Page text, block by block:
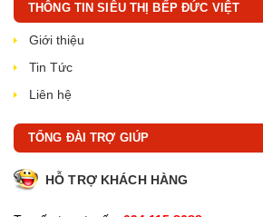
THÔNG TIN SIÊU THỊ BẾP ĐỨC VIỆT
Giới thiệu
Tin Tức
Liên hệ
TỔNG ĐÀI TRỢ GIÚP
HỖ TRỢ KHÁCH HÀNG